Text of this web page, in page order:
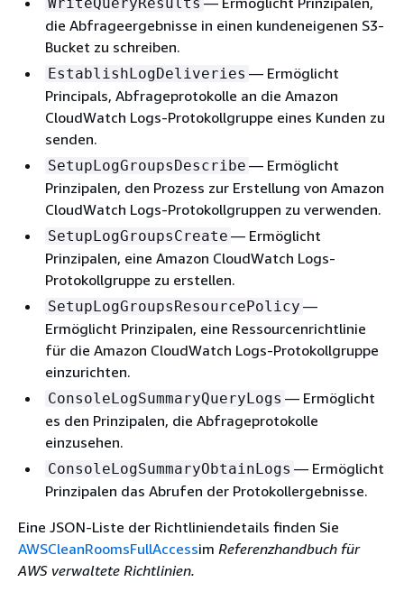
die Abfrageergebnisse in einen kundeneigenen S3-
Bucket zu schreiben.
EstablishLogDeliveries — Ermöglicht
Principals, Abfrageprotokolle an die Amazon
CloudWatch Logs-Protokollgruppe eines Kunden zu
senden.
SetupLogGroupsDescribe — Ermöglicht
Prinzipalen, den Prozess zur Erstellung von Amazon
CloudWatch Logs-Protokollgruppen zu verwenden.
SetupLogGroupsCreate — Ermöglicht
Prinzipalen, eine Amazon CloudWatch Logs-
Protokollgruppe zu erstellen.
SetupLogGroupsResourcePolicy —
Ermöglicht Prinzipalen, eine Ressourcenrichtlinie
für die Amazon CloudWatch Logs-Protokollgruppe
einzurichten.
ConsoleLogSummaryQueryLogs — Ermöglicht
es den Prinzipalen, die Abfrageprotokolle
einzusehen.
ConsoleLogSummaryObtainLogs — Ermöglicht
Prinzipalen das Abrufen der Protokollergebnisse.
Eine JSON-Liste der Richtliniendetails finden Sie
AWSCleanRoomsFullAccessim Referenzhandbuch für
AWS verwaltete Richtlinien.